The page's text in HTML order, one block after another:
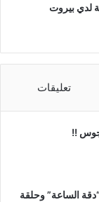
لدي بيروت
تعليقات
!!
الساعة” وحلقة